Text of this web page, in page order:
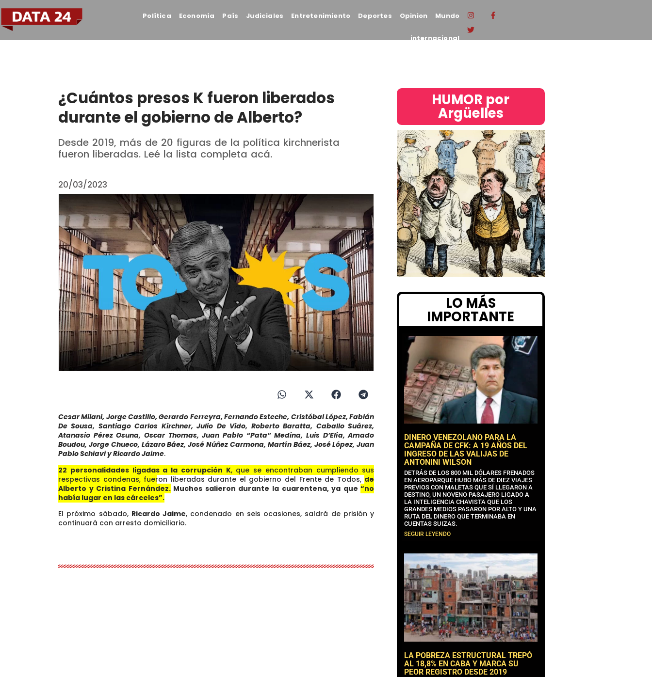
Política Economía País Judiciales Entretenimiento Deportes Opinion Mundo
internacional
¿Cuántos presos K fueron liberados
durante el gobierno de Alberto?
Desde 2019, más de 20 figuras de la política kirchnerista
fueron liberadas. Leé la lista completa acá.
20/03/2023
Cesar Milani, Jorge Castillo, Gerardo Ferreyra, Fernando Esteche, Cristóbal López, Fabián
De Sousa, Santiago Carlos Kirchner, Julio De Vido, Roberto Baratta, Caballo Suárez,
Atanasio Pérez Osuna, Oscar Thomas, Juan Pablo “Pata” Medina, Luis D’Elía, Amado
Boudou, Jorge Chueco, Lázaro Báez, José Núñez Carmona, Martín Báez, José López, Juan
Pablo Schiavi y Ricardo Jaime.
22 personalidades ligadas a la corrupción K, que se encontraban cumpliendo sus
respectivas condenas, fueron liberadas durante el gobierno del Frente de Todos, de
Alberto y Cristina Fernández.Muchos salieron durante la cuarentena, ya que“no
había lugar en las cárceles”.
El próximo sábado, Ricardo Jaime, condenado en seis ocasiones, saldrá de prisión y
continuará con arresto domiciliario.
HUMOR por
Argüelles​
LO MÁS
IMPORTANTE
DINERO VENEZOLANO PARA LA
CAMPAÑA DE CFK: A 19 AÑOS DEL
INGRESO DE LAS VALIJAS DE
ANTONINI WILSON
DETRÁS DE LOS 800 MIL DÓLARES FRENADOS
EN AEROPARQUE HUBO MÁS DE DIEZ VIAJES
PREVIOS CON MALETAS QUE SÍ LLEGARON A
DESTINO, UN NOVENO PASAJERO LIGADO A
LA INTELIGENCIA CHAVISTA QUE LOS
GRANDES MEDIOS PASARON POR ALTO Y UNA
RUTA DEL DINERO QUE TERMINABA EN
CUENTAS SUIZAS.
SEGUIR LEYENDO
LA POBREZA ESTRUCTURAL TREPÓ
AL 18,8% EN CABA Y MARCA SU
PEOR REGISTRO DESDE 2019